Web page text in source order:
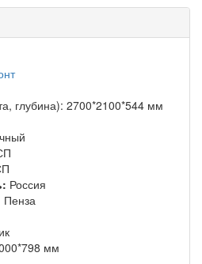
глубина): 2700*2100*544 мм
Россия
Пенза
мм